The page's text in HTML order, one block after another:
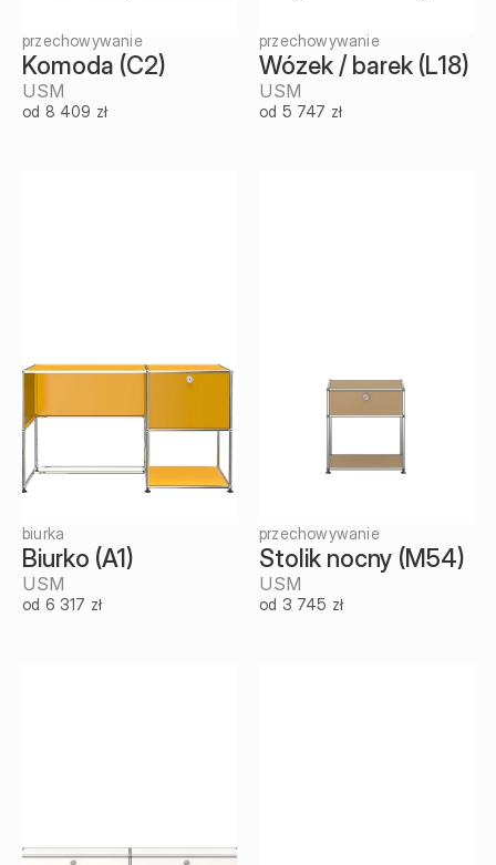
przechowywanie
Komoda (C2)
USM
od 8 409 zł
przechowywanie
Wózek / barek (L18)
USM
od 5 747 zł
biurka
Biurko (A1)
USM
od 6 317 zł
przechowywanie
Stolik nocny (M54)
USM
od 3 745 zł